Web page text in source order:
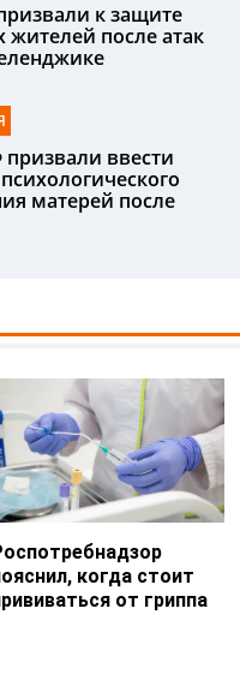
к защите
после атак
ввести
матерей после
когда стоит
от гриппа